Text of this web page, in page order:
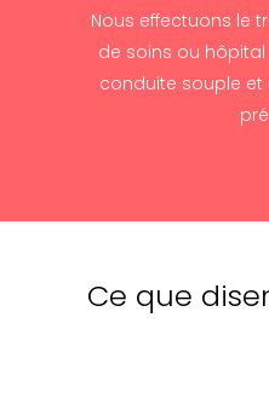
Nous effectuons le
de soins ou
conduite souple et
Ce que